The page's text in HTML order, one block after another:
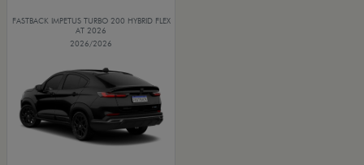
FASTBACK IMPETUS TURBO 200 HYBRID FLEX
AT 2026
2026/2026